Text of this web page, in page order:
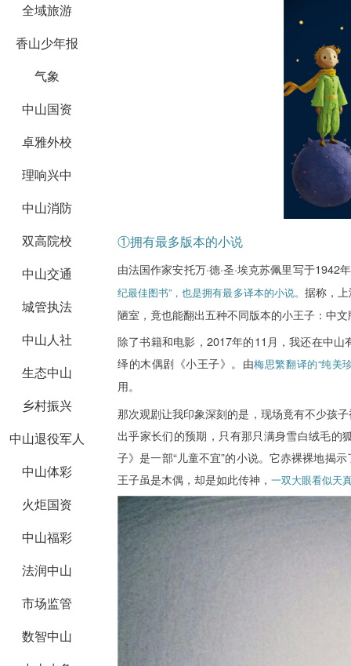
全域旅游
香山少年报
气象
中山国资
卓雅外校
理响兴中
中山消防
双高院校
中山交通
城管执法
中山人社
生态中山
乡村振兴
中山退役军人
中山体彩
火炬国资
中山福彩
法润中山
市场监管
数智中山
①拥有最多版本的小说
由法国作家安托万·德·圣·埃克苏佩里写于1942
纪最佳图书”，也是拥有最多译本的小说。 据称，
陋室，竟也能翻出五种不同版本的小王子：中
除了书籍和电影，2017年的11月，我还在中
绎的木偶剧《小王子》。由梅思繁翻译的“纯美
用。
那次观剧让我印象深刻的是，现场竟有不少孩
出乎家长们的预期，只有那只满身雪白绒毛的
子》是一部“儿童不宜”的小说。它赤裸裸地揭
王子虽是木偶，却是如此传神， 一双大眼看似天